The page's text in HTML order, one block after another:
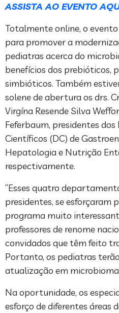
ASSISTA AO EVENTO
Totalmente online, o
para promover a
pediatras acerca do
benefícios dos prebióticos,
simbióticos. Também
solene de abertura os drs.
Virgína Resende Silva
Feferbaum, presidentes
Científicos (DC) de
Hepatologia e Nutrição
respectivamente.
“Esses quatro
presidentes, se esforçaram
programa muito
professores de renome
convidados que têm feito
Portanto, os pediatras
atualização em
Na oportunidade, os
esforço de diferentes áreas